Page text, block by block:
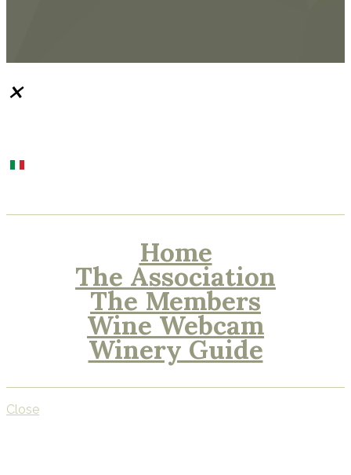
×
Home
The Association
The Members
Wine Webcam
Winery Guide
Close